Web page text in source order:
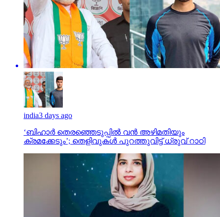
india3 days ago
‘ബിഹാർ തെരഞ്ഞെടുപ്പിൽ വൻ അഴിമതിയും
ക്രമക്കേടും’; തെളിവുകൾ പുറത്തുവിട്ട് ധ്രുവ് റാഠി